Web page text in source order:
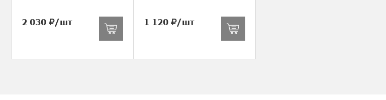
2 030 /шт 1 120 /шт